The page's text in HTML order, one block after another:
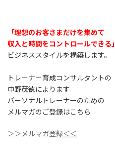
「理想のお客さまだけを集めて
収入と時間をコントロールできる」
ビジネススタイルを構築します。
トレーナー育成コンサルタントの
中野茂徳によります
パーソナルトレーナーのための
メルマガのご登録はこちら
＞＞メルマガ登録＜＜